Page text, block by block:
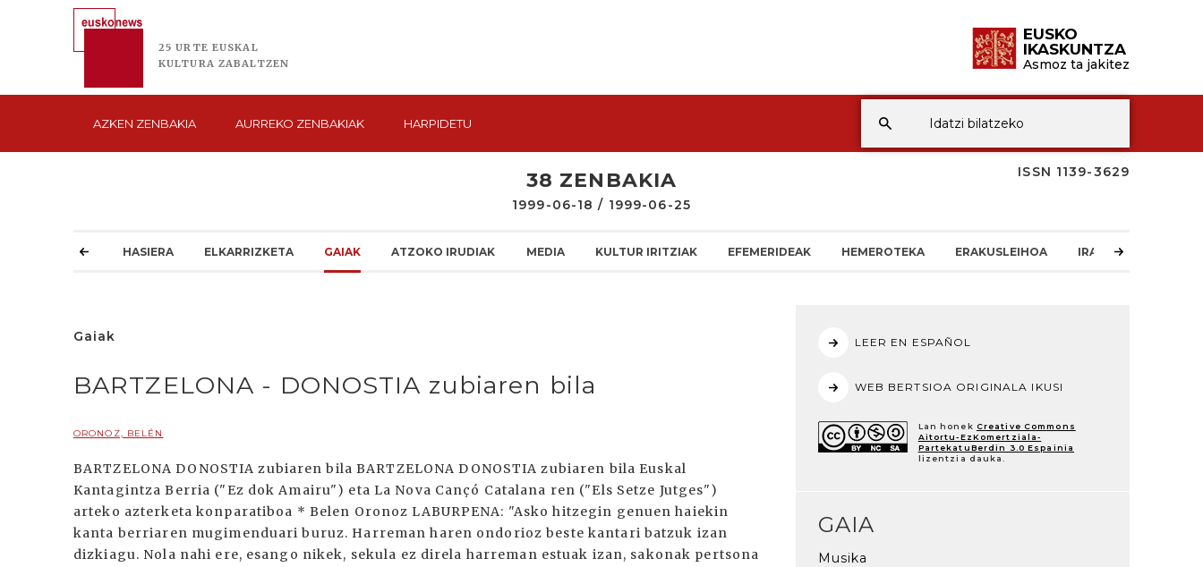
25 URTE EUSKAL
KULTURA ZABALTZEN
EUSKO
IKASKUNTZA
Asmoz ta jakitez
AZKEN ZENBAKIA AURREKO ZENBAKIAK HARPIDETU
ISSN 1139-3629
38 ZENBAKIA
1999-06-18 / 1999-06-25
HASIERA ELKARRIZKETA GAIAK ATZOKO IRUDIAK MEDIA KULTUR IRITZIAK EFEMERIDEAK HEMEROTEKA ERAKUSLEIHOA IRAKURLEAREN
Gaiak
BARTZELONA - DONOSTIA zubiaren bila
ORONOZ, BELÉN
BARTZELONA DONOSTIA zubiaren bila BARTZELONA DONOSTIA zubiaren bila Euskal
Kantagintza Berria ("Ez dok Amairu") eta La Nova Cançó Catalana ren ("Els Setze Jutges")
arteko azterketa konparatiboa * Belen Oronoz LABURPENA: "Asko hitzegin genuen haiekin
kanta berriaren mugimenduari buruz. Harreman haren ondorioz beste kantari batzuk izan
dizkiagu. Nola nahi ere, esango nikek, sekula ez direla harreman estuak izan, sakonak pertsona
LEER EN ESPAÑOL
WEB BERTSIOA ORIGINALA IKUSI
Lan honek Creative Commons
Aitortu-EzKomertziala-
PartekatuBerdin 3.0 Espainia
lizentzia dauka.
GAIA
Musika